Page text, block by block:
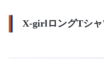
X-girlロングTシャ